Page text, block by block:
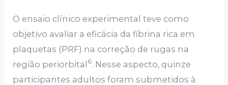
O ensaio clínico experimental teve como
objetivo avaliar a eficácia da fibrina rica em
plaquetas (PRF) na correção de rugas na
região periorbital 6. Nesse aspecto, quinze
participantes adultos foram submetidos à